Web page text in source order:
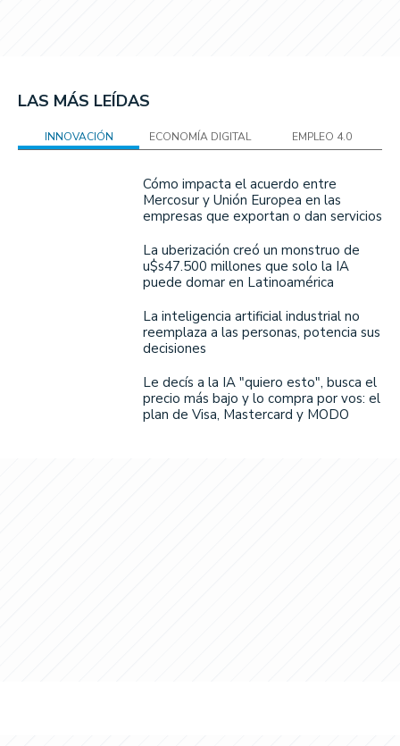
LAS MÁS LEÍDAS
INNOVACIÓN ECONOMÍA DIGITAL EMPLEO 4.0
Cómo impacta el acuerdo entre
Mercosur y Unión Europea en las
empresas que exportan o dan servicios
La uberización creó un monstruo de
u$s47.500 millones que solo la IA
puede domar en Latinoamérica
La inteligencia artificial industrial no
reemplaza a las personas, potencia sus
decisiones
Le decís a la IA "quiero esto", busca el
precio más bajo y lo compra por vos: el
plan de Visa, Mastercard y MODO